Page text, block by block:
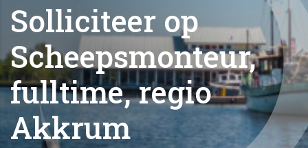
Solliciteer op
Scheepsmonteur,
fulltime, regio
Akkrum